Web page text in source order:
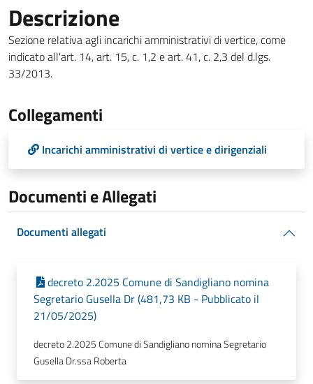
Descrizione
Sezione relativa agli incarichi amministrativi di vertice, come
indicato all'art. 14, art. 15, c. 1,2 e art. 41, c. 2,3 del d.lgs.
33/2013.
Collegamenti
Incarichi amministrativi di vertice e dirigenziali
Documenti e Allegati
Documenti allegati
decreto 2.2025 Comune di Sandigliano nomina
Segretario Gusella Dr (481,73 KB - Pubblicato il
21/05/2025)
decreto 2.2025 Comune di Sandigliano nomina Segretario
Gusella Dr.ssa Roberta